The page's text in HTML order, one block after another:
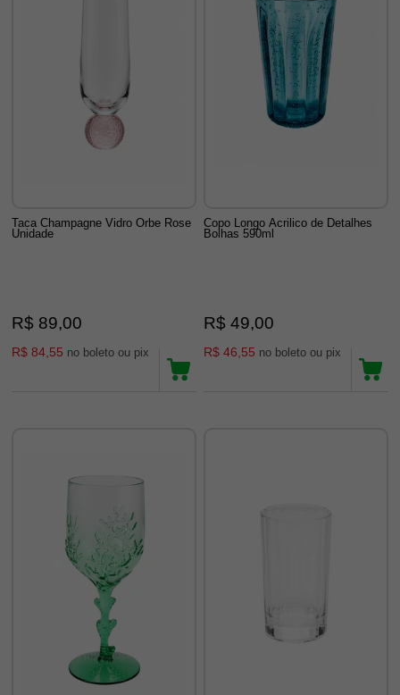
Taca Champagne Vidro Orbe Rose
Unidade
R$ 89,00
R$ 84,55 no boleto ou pix
Copo Longo Acrilico de Detalhes
Bolhas 590ml
R$ 49,00
R$ 46,55 no boleto ou pix